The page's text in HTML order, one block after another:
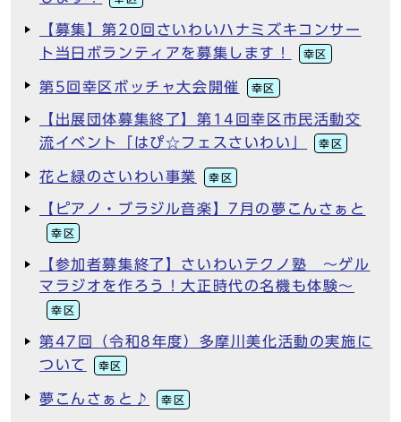
【募集】第20回さいわいハナミズキコンサー
ト当日ボランティアを募集します！
幸区
第5回幸区ボッチャ大会開催 幸区
【出展団体募集終了】第14回幸区市民活動交
流イベント「はぴ☆フェスさいわい」
幸区
花と緑のさいわい事業 幸区
【ピアノ・ブラジル音楽】7月の夢こんさぁと
幸区
【参加者募集終了】さいわいテクノ塾 ～ゲル
マラジオを作ろう！大正時代の名機も体験～
幸区
第47回（令和8年度）多摩川美化活動の実施に
ついて
幸区
夢こんさぁと♪ 幸区